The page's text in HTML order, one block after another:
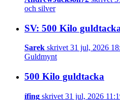
och silver
SV: 500 Kilo
Sarek skrivet 31 jul, 2026
Guldmynt
500 Kilo guldtacka
ífing skrivet 31 jul, 2026